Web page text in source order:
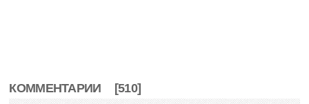
КОММЕНТАРИИ [510]